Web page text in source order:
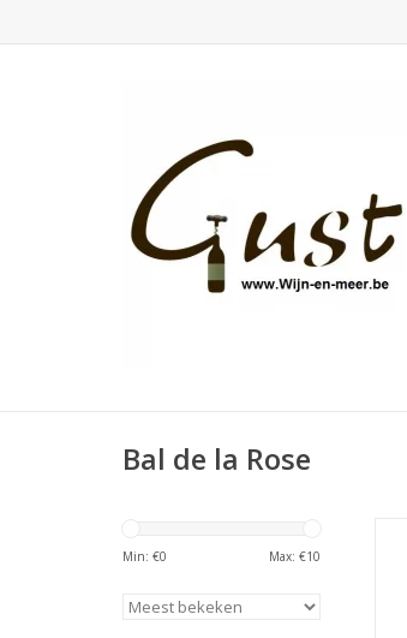
Bal de la Rose
Min: €0 Max: €10